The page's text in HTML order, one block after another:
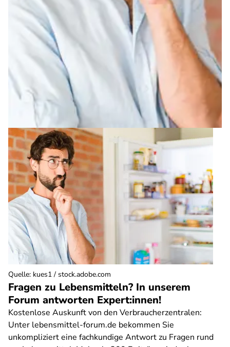
Fragen zu Lebensmitteln? In unserem
Forum antworten Expert:innen!
Kostenlose Auskunft von den Verbraucherzentralen:
Unter lebensmittel-forum.de bekommen Sie
unkompliziert eine fachkundige Antwort zu Fragen rund
Quelle: kues1 / stock.adobe.com